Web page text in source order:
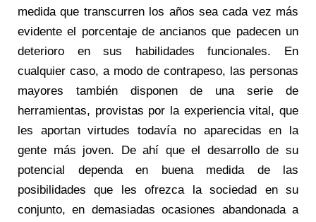
medida que transcurren los años sea cada vez más
evidente el porcentaje de ancianos que padecen un
deterioro en sus habilidades funcionales. En
cualquier caso, a modo de contrapeso, las personas
mayores también disponen de una serie de
herramientas, provistas por la experiencia vital, que
les aportan virtudes todavía no aparecidas en la
gente más joven. De ahí que el desarrollo de su
potencial dependa en buena medida de las
posibilidades que les ofrezca la sociedad en su
conjunto, en demasiadas ocasiones abandonada a